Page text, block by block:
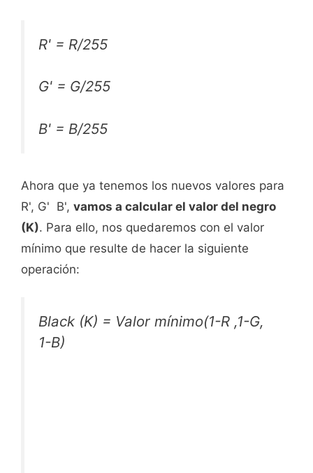
R' = R/255
G' = G/255
B' = B/255
Ahora que ya tenemos los nuevos valores para
R', G' B', vamos a calcular el valor del negro
(K). Para ello, nos quedaremos con el valor
mínimo que resulte de hacer la siguiente
operación:
Black (K) = Valor mínimo(1-R ,1-G,
1-B)